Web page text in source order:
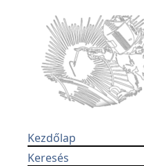
Kezdőlap
Keresés